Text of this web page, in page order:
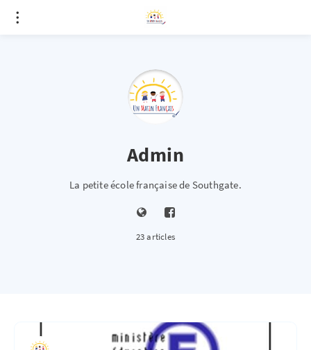
Admin
La petite école française de Southgate.
23 articles